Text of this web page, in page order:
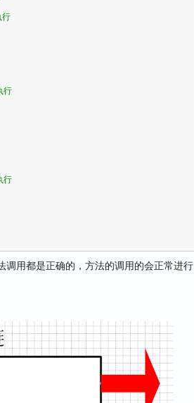
行
行
行
用都是正确的，方法的调用的会正常进行